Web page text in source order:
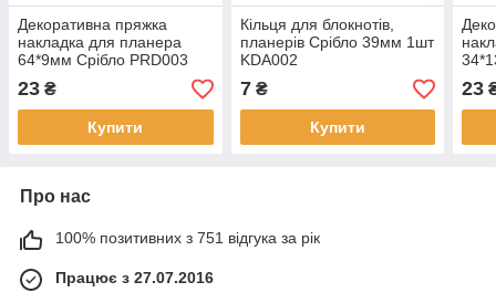
Декоративна пряжка
накладка для планера
64*9мм Срібло PRD003
23 ₴
Купити
Кільця для блокнотів,
планерів Срібло 39мм 1шт
KDA002
7₴
Купити
23
Про нас
100% позитивних з 751 відгука за рік
Працює з 27.07.2016